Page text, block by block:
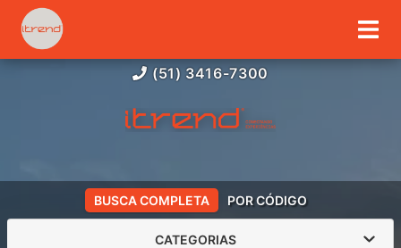
(51) 3416-7300
BUSCA COMPLETA POR CÓDIGO
CATEGORIAS